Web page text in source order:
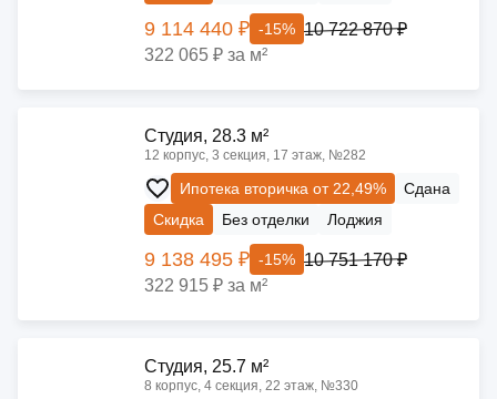
9 114 440 ₽ -15% 10 722 870 ₽
322 065 ₽ за м²
Cтудия, 28.3 м²
12 корпус, 3 секция, 17 этаж, №282
Ипотека вторичка от 22,49%
Сдана
Скидка
Без отделки Лоджия
9 138 495 ₽ -15% 10 751 170 ₽
322 915 ₽ за м²
Cтудия, 25.7 м²
8 корпус, 4 секция, 22 этаж, №330